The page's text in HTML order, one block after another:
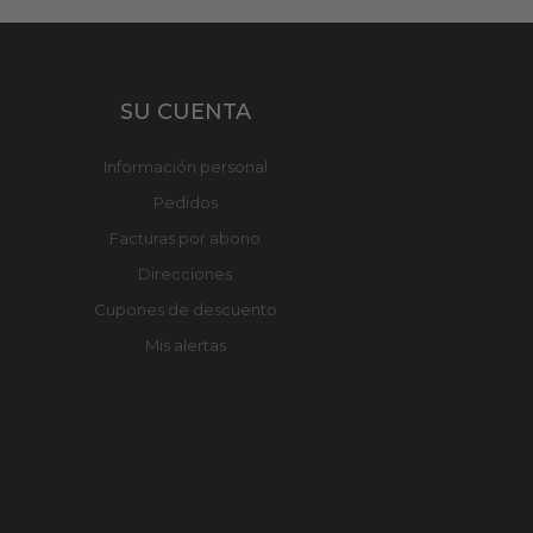
SU CUENTA
Información personal
Pedidos
Facturas por abono
Direcciones
Cupones de descuento
Mis alertas